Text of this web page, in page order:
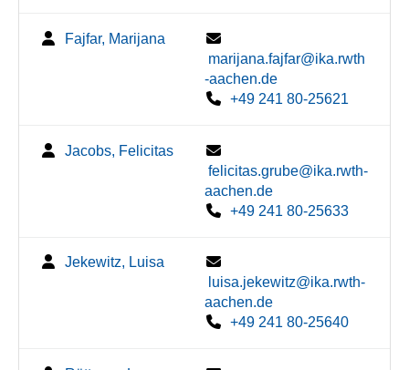
Fajfar, Marijana
marijana.fajfar@ika.rwth
-aachen.de
+49 241 80-25621
Jacobs, Felicitas
felicitas.grube@ika.rwth-
aachen.de
+49 241 80-25633
Jekewitz, Luisa
luisa.jekewitz@ika.rwth-
aachen.de
+49 241 80-25640